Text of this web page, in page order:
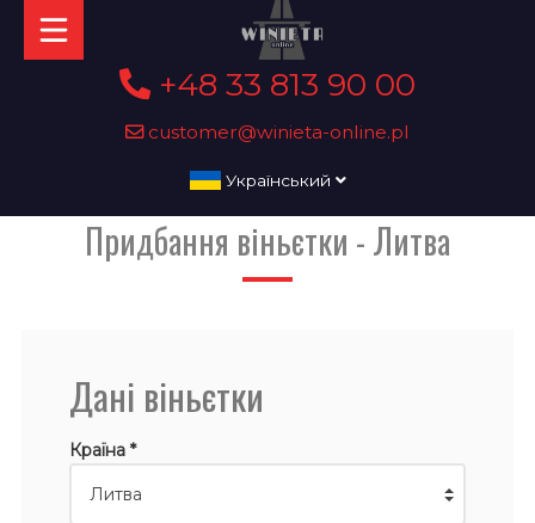
+48 33 813 90 00
customer@winieta-online.pl
Український
Придбання віньєтки - Литва
Дані віньєтки
Країна *